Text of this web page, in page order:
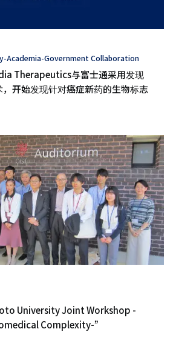
Academia-Government Collaboration
Therapeutics与富士通采用发现
，开始发现针对癌症新药的生物标志
University Joint Workshop -
Complexity-”